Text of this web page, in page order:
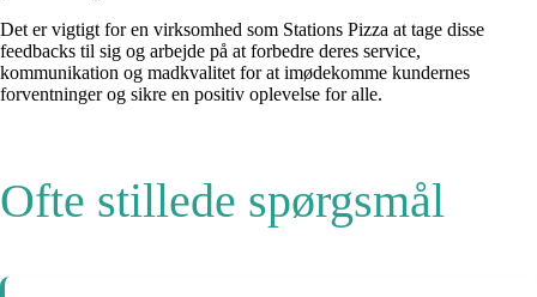
Det er vigtigt for en virksomhed som Stations Pizza at tage disse
feedbacks til sig og arbejde på at forbedre deres service,
kommunikation og madkvalitet for at imødekomme kundernes
forventninger og sikre en positiv oplevelse for alle.
Ofte stillede spørgsmål